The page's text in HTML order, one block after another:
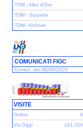
TDM - Albo d'Oro
TDM - Squadre
TDM - Archivio
COMUNICATI FIGC
Comun. del 06/08/2026
VISITE
Online
0
Vis.Oggi
181.226